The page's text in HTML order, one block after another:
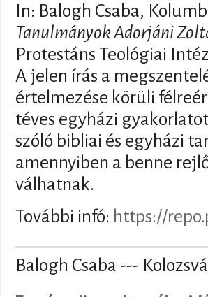
In: Balogh Csaba,
Tanulmányok Adorjáni
Protestáns Teológiai
A jelen írás a
értelmezése körüli
téves egyházi
szóló bibliai és egyházi
amennyiben a benne
válhatnak.
További infó: https://
Balogh Csaba ---